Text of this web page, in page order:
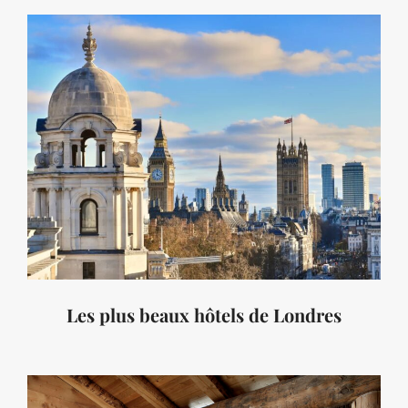
Les plus beaux hôtels de Londres